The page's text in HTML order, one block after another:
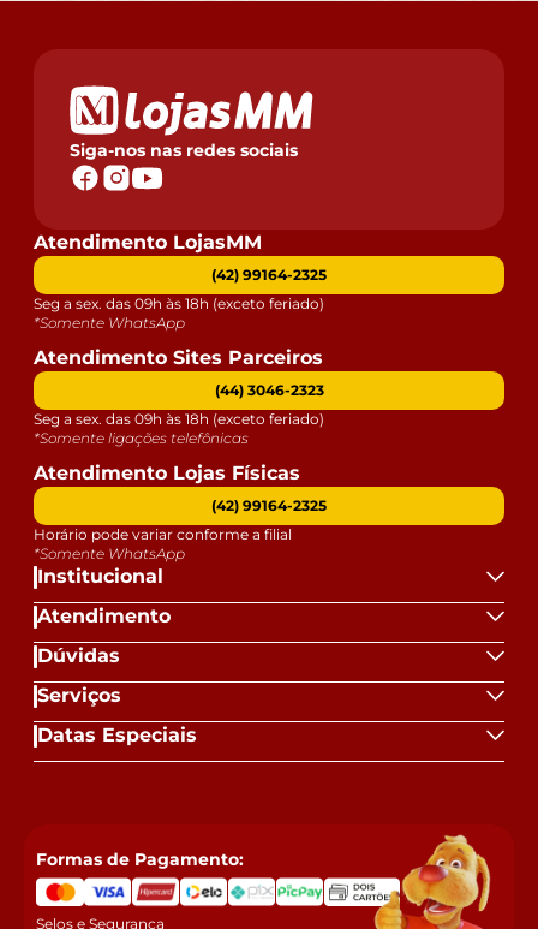
Siga-nos nas redes sociais
Institucional
Atendimento
Dúvidas
Serviços
Datas Especiais
Atendimento LojasMM
(42) 99164-2325
Seg a sex. das 09h às 18h (exceto feriado)
*Somente WhatsApp
Atendimento Sites Parceiros
(44) 3046-2323
Seg a sex. das 09h às 18h (exceto feriado)
*Somente ligações telefônicas
Atendimento Lojas Físicas
(42) 99164-2325
Horário pode variar conforme a filial
*Somente WhatsApp
Formas de Pagamento:
Selos e Segurança